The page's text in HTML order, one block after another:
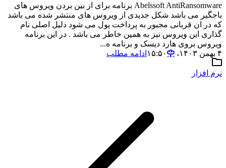
Abelssoft AntiRansomware برنامه برای از بین بردن ویروس های
باجگیر می باشد شکل جدیدی از ویروس های منتشر شده می باشد
که در ان قربانی مجبور به پرداخت پول می شود دلیل اصلی نام
گذاری این ویروس نیز به همین خاطر می باشد . در این برنامه
ویروس بروی هارد دیسک و برنامه ه...
۴ بهمن ۱۴۰۳،‏ ۱۵:۵۰
ادامه مطلب
نرم افزار